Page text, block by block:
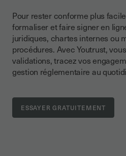
Pour rester conforme plus
formaliser et faire signer en
juridiques, chartes internes ou
procédures. Avec Youtrust,
validations, tracez vos
gestion réglementaire au